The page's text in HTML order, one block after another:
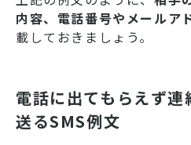
内容、電話番号やメールア
載しておきましょう。
電話に出てもらえず
送るSMS例文